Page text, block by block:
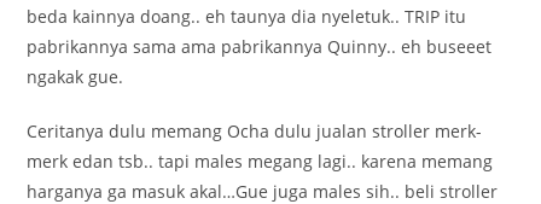
beda kainnya doang.. eh taunya dia nyeletuk.. TRIP itu
pabrikannya sama ama pabrikannya Quinny.. eh buseeet
ngakak gue.
Ceritanya dulu memang Ocha dulu jualan stroller merk-
merk edan tsb.. tapi males megang lagi.. karena memang
harganya ga masuk akal…Gue juga males sih.. beli stroller